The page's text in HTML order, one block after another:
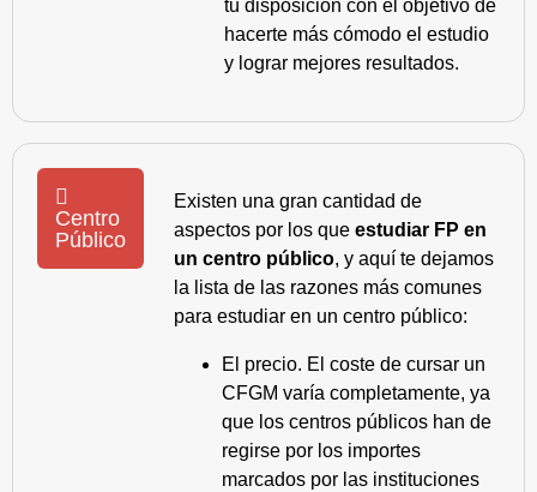
tu disposición con el objetivo de
hacerte más cómodo el estudio
y lograr mejores resultados.
Centro
Público
Existen una gran cantidad de
aspectos por los que estudiar FP en
un centro público, y aquí te dejamos
la lista de las razones más comunes
para estudiar en un centro público:
El precio. El coste de cursar un
CFGM varía completamente, ya
que los centros públicos han de
regirse por los importes
marcados por las instituciones